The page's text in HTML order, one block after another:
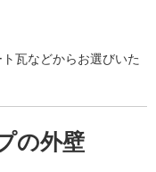
瓦などからお選びいた
の外壁